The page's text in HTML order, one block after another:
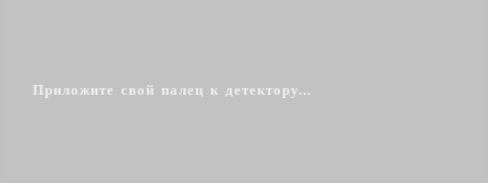
Приложите свой палец к детектору...